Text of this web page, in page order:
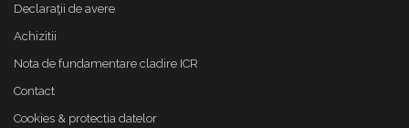
Declaraţii de avere
Achizitii
Nota de fundamentare cladire ICR
Contact
Cookies & protectia datelor